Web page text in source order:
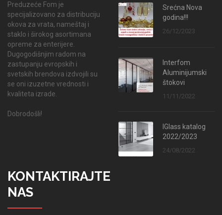
Preduzeće Fom je
specijalizovano za distribuciju
okova za vrata, nameštaj i
staklo i širokog asortimana
opreme za enterijere.
Dugogodišnjim radom na
zastupanju evropskih i
svetskih brendova izdvojili su
se oni izuzetne vrednosti i
kvaliteta izrade.
Dobrodošli!
Srećna Nova
godina!!!
26/12/2023
Interfom
Aluminijumski
štokovi
11/11/2022
IGlass katalog
2022/2023
24/08/2022
KONTAKTIRAJTE
NAS